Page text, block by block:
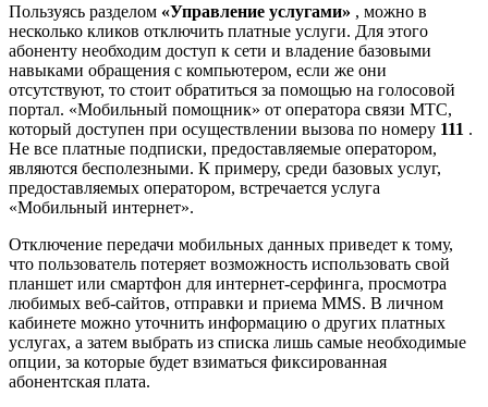
Пользуясь разделом «Управление услугами» , можно в
несколько кликов отключить платные услуги. Для этого
абоненту необходим доступ к сети и владение базовыми
навыками обращения с компьютером, если же они
отсутствуют, то стоит обратиться за помощью на голосовой
портал. «Мобильный помощник» от оператора связи МТС,
который доступен при осуществлении вызова по номеру 111 .
Не все платные подписки, предоставляемые оператором,
являются бесполезными. К примеру, среди базовых услуг,
предоставляемых оператором, встречается услуга
«Мобильный интернет».
Отключение передачи мобильных данных приведет к тому,
что пользователь потеряет возможность использовать свой
планшет или смартфон для интернет-серфинга, просмотра
любимых веб-сайтов, отправки и приема MMS. В личном
кабинете можно уточнить информацию о других платных
услугах, а затем выбрать из списка лишь самые необходимые
опции, за которые будет взиматься фиксированная
абонентская плата.